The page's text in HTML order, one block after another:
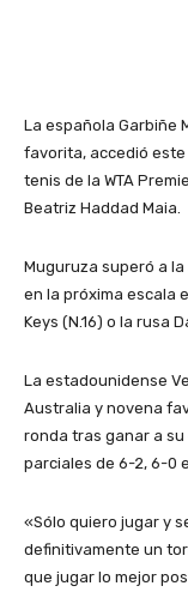
La española Garbiñe
favorita, accedió
tenis de la WTA
Beatriz Haddad Maia.
Muguruza superó a
en la próxima escala
Keys (N.16) o la rusa
La estadounidense
Australia y novena
ronda tras ganar a
parciales de 6-2, 6-0
«Sólo quiero jugar y
definitivamente un
que jugar lo mejor